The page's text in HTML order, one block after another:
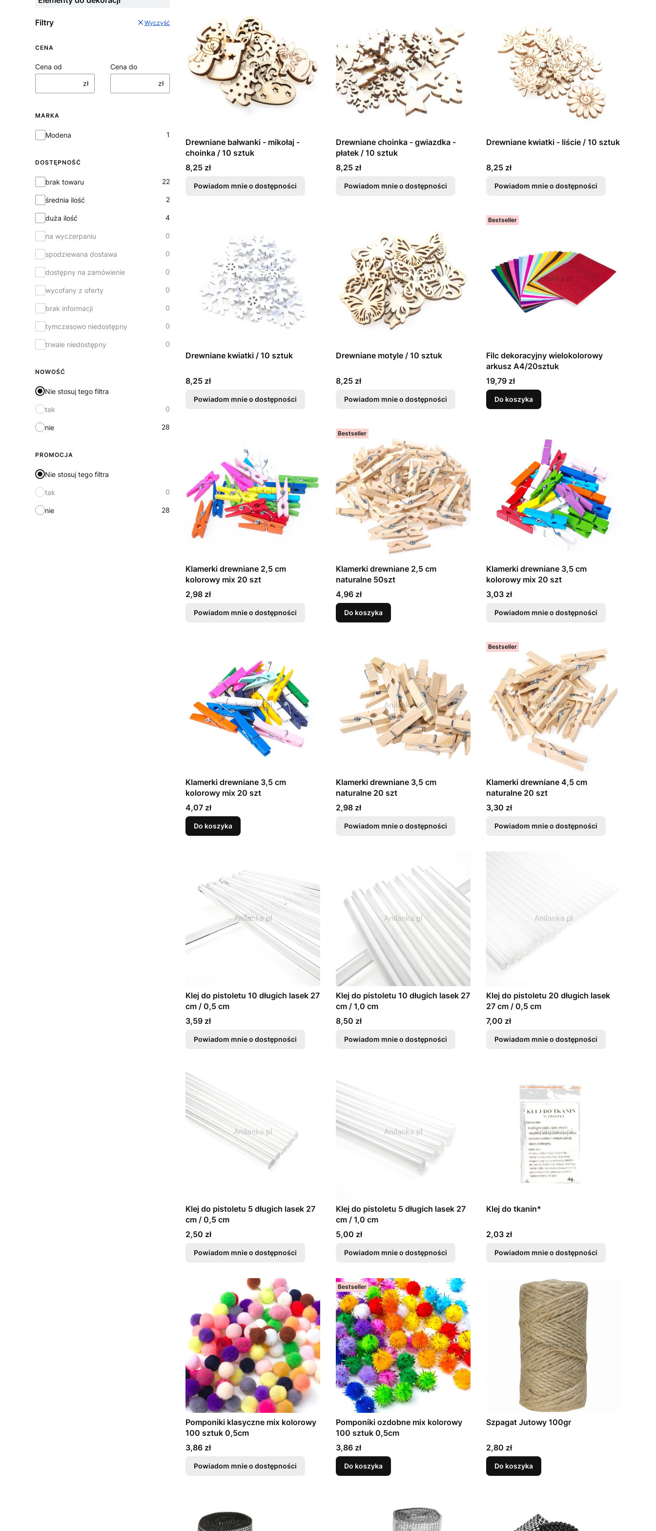
Filtry Wyczyść
CENA
Cena od
zł
Cena do
zł
MARKA
Marka
Modena 1
DOSTĘPNOŚĆ
Dostępność
brak towaru 22
średnia ilość 2
duża ilość 4
na wyczerpaniu 0
spodziewana dostawa 0
dostępny na zamówienie 0
wycofany z oferty 0
brak informacji 0
tymczasowo niedostępny 0
trwale niedostępny 0
NOWOŚĆ
Nie stosuj tego filtra
tak 0
nie 28
PROMOCJA
Nie stosuj tego filtra
tak 0
nie 28
Drewniane bałwanki - mikołaj -
choinka / 10 sztuk
Cena
8,25 zł
Powiadom mnie o dostępności
Drewniane choinka - gwiazdka -
płatek / 10 sztuk
Cena
8,25 zł
Powiadom mnie o dostępności
Drewniane kwiatki - liście / 10 sztuk
Cena
8,25 zł
Powiadom mnie o dostępności
Drewniane kwiatki / 10 sztuk
Cena
8,25 zł
Powiadom mnie o dostępności
Drewniane motyle / 10 sztuk
Cena
8,25 zł
Powiadom mnie o dostępności
Bestseller
Filc dekoracyjny wielokolorowy
arkusz A4/20sztuk
Cena
19,79 zł
Do koszyka
Klamerki drewniane 2,5 cm
kolorowy mix 20 szt
Cena
2,98 zł
Powiadom mnie o dostępności
Bestseller
Klamerki drewniane 2,5 cm
naturalne 50szt
Cena
4,96 zł
Do koszyka
Klamerki drewniane 3,5 cm
kolorowy mix 20 szt
Cena
3,03 zł
Powiadom mnie o dostępności
Klamerki drewniane 3,5 cm
kolorowy mix 20 szt
Cena
4,07 zł
Do koszyka
Klamerki drewniane 3,5 cm
naturalne 20 szt
Cena
2,98 zł
Powiadom mnie o dostępności
Bestseller
Klamerki drewniane 4,5 cm
naturalne 20 szt
Cena
3,30 zł
Powiadom mnie o dostępności
Klej do pistoletu 10 długich lasek 27
cm / 0,5 cm
Cena
3,59 zł
Powiadom mnie o dostępności
Klej do pistoletu 10 długich lasek 27
cm / 1,0 cm
Cena
8,50 zł
Powiadom mnie o dostępności
Klej do pistoletu 20 długich lasek
27 cm / 0,5 cm
Cena
7,00 zł
Powiadom mnie o dostępności
Klej do pistoletu 5 długich lasek 27
cm / 0,5 cm
Cena
2,50 zł
Powiadom mnie o dostępności
Klej do pistoletu 5 długich lasek 27
cm / 1,0 cm
Cena
5,00 zł
Powiadom mnie o dostępności
Klej do tkanin*
Cena
2,03 zł
Powiadom mnie o dostępności
Pomponiki klasyczne mix kolorowy
100 sztuk 0,5cm
Cena
3,86 zł
Powiadom mnie o dostępności
Bestseller
Pomponiki ozdobne mix kolorowy
100 sztuk 0,5cm
Cena
3,86 zł
Do koszyka
Szpagat Jutowy 100gr
Cena
2,80 zł
Do koszyka